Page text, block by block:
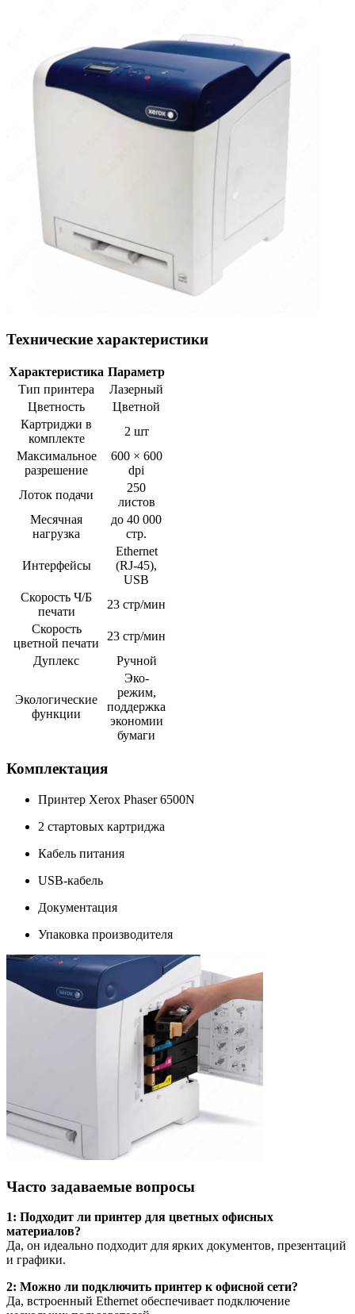
Технические характеристики
Характеристика Параметр
Тип принтера
Лазерный
Цветность
Цветной
Картриджи в
комплекте
2 шт
Максимальное
разрешение
600 × 600
dpi
Лоток подачи
250
листов
Месячная
нагрузка
до 40 000
стр.
Интерфейсы
Ethernet
(RJ-45),
USB
Скорость Ч/Б
печати
23 стр/мин
Скорость
цветной печати
23 стр/мин
Дуплекс
Ручной
Экологические
функции
Эко-
режим,
поддержка
экономии
бумаги
Комплектация
Принтер Xerox Phaser 6500N
2 стартовых картриджа
Кабель питания
USB-кабель
Документация
Упаковка производителя
Часто задаваемые вопросы
1: Подходит ли принтер для цветных офисных
материалов?
Да, он идеально подходит для ярких документов, презентаций
и графики.
2: Можно ли подключить принтер к офисной сети?
Да, встроенный Ethernet обеспечивает подключение